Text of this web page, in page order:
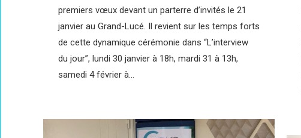
premiers vœux devant un parterre d’invités le 21
janvier au Grand-Lucé. Il revient sur les temps forts
de cette dynamique cérémonie dans “L’interview
du jour”, lundi 30 janvier à 18h, mardi 31 à 13h,
samedi 4 février à…